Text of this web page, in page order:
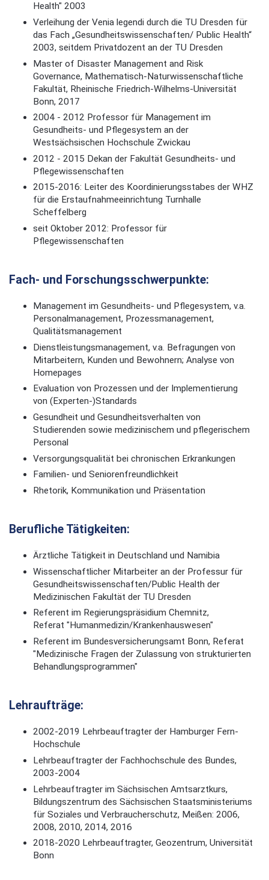
Health" 2003
Verleihung der Venia legendi durch die TU Dresden für
das Fach „Gesundheitswissenschaften/ Public Health“
2003, seitdem Privatdozent an der TU Dresden
Master of Disaster Management and Risk
Governance, Mathematisch-Naturwissenschaftliche
Fakultät, Rheinische Friedrich-Wilhelms-Universität
Bonn, 2017
2004 - 2012 Professor für Management im
Gesundheits- und Pflegesystem an der
Westsächsischen Hochschule Zwickau
2012 - 2015 Dekan der Fakultät Gesundheits- und
Pflegewissenschaften
2015-2016: Leiter des Koordinierungsstabes der WHZ
für die Erstaufnahmeeinrichtung Turnhalle
Scheffelberg
seit Oktober 2012: Professor für
Pflegewissenschaften
Fach- und Forschungsschwerpunkte:
Management im Gesundheits- und Pflegesystem, v.a.
Personalmanagement, Prozessmanagement,
Qualitätsmanagement
Dienstleistungsmanagement, v.a. Befragungen von
Mitarbeitern, Kunden und Bewohnern; Analyse von
Homepages
Evaluation von Prozessen und der Implementierung
von (Experten-)Standards
Gesundheit und Gesundheitsverhalten von
Studierenden sowie medizinischem und pflegerischem
Personal
Versorgungsqualität bei chronischen Erkrankungen
Familien- und Seniorenfreundlichkeit
Rhetorik, Kommunikation und Präsentation
Berufliche Tätigkeiten:
Ärztliche Tätigkeit in Deutschland und Namibia
Wissenschaftlicher Mitarbeiter an der Professur für
Gesundheitswissenschaften/Public Health der
Medizinischen Fakultät der TU Dresden
Referent im Regierungspräsidium Chemnitz,
Referat "Humanmedizin/Krankenhauswesen"
Referent im Bundesversicherungsamt Bonn, Referat
"Medizinische Fragen der Zulassung von strukturierten
Behandlungsprogrammen"
Lehraufträge:
2002-2019 Lehrbeauftragter der Hamburger Fern-
Hochschule
Lehrbeauftragter der Fachhochschule des Bundes,
2003-2004
Lehrbeauftragter im Sächsischen Amtsarztkurs,
Bildungszentrum des Sächsischen Staatsministeriums
für Soziales und Verbraucherschutz, Meißen: 2006,
2008, 2010, 2014, 2016
2018-2020 Lehrbeauftragter, Geozentrum, Universität
Bonn